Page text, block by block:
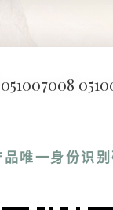
品唯一身份识别